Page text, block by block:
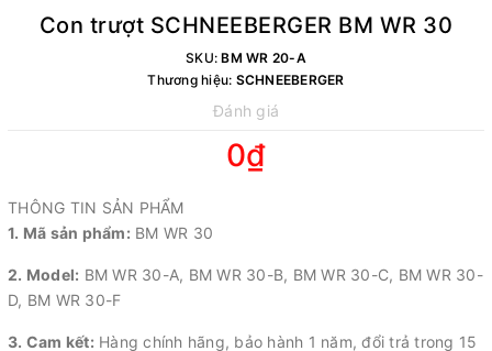
Con trượt SCHNEEBERGER BM WR 30
SKU:BM WR 20-A
Thương hiệu: SCHNEEBERGER
Đánh giá
0₫
THÔNG TIN SẢN PHẨM
1. Mã sản phẩm: BM WR 30
2. Model: BM WR 30-A, BM WR 30-B, BM WR 30-C, BM WR 30-
D, BM WR 30-F
3. Cam kết: Hàng chính hãng, bảo hành 1 năm, đổi trả trong 15